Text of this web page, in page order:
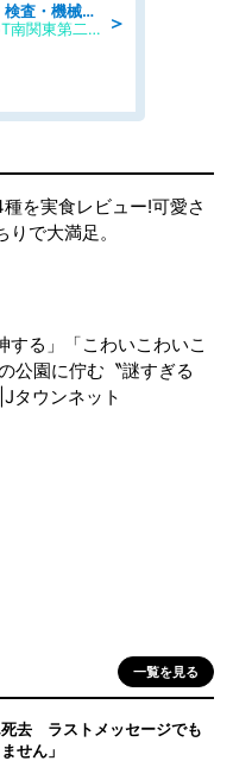
＞
建築用製品の仕込み・充填・検査・機械操作/寮完備/日払い/工場・製造
UTエージェント株式会社AGT南関東第二CU
を実食レビュー!可愛さ
で大満足。
する」「こわいこわいこ
公園に佇む〝謎すぎる
タウンネット
一覧を見る
去 ラストメッセージでも
せん」